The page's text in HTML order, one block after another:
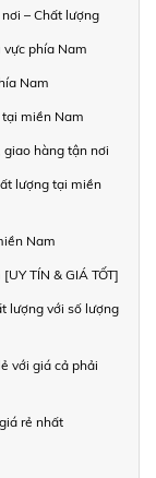
– Chất lượng
vực phía Nam
Nam
miền Nam
giao hàng tận nơi
lượng tại miền
Nam
TÍN & GIÁ TỐT]
lượng với số lượng
với giá cả phải
rẻ nhất